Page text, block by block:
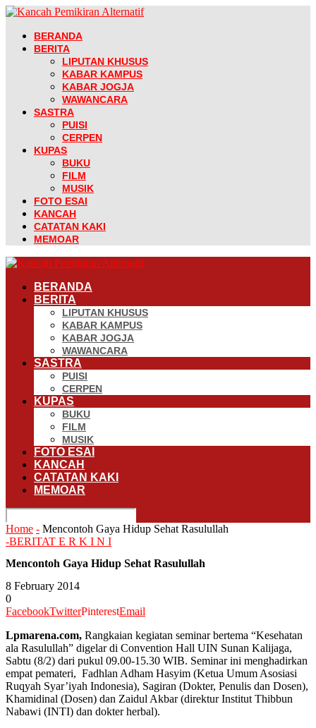
BERANDA
BERITA
LIPUTAN KHUSUS
KABAR KAMPUS
KABAR JOGJA
WAWANCARA
SASTRA
PUISI
CERPEN
KUPAS
BUKU
FILM
MUSIK
FOTO ESAI
KANCAH
CATATAN KAKI
MEMOAR
BERANDA
BERITA
LIPUTAN KHUSUS
KABAR KAMPUS
KABAR JOGJA
WAWANCARA
SASTRA
PUISI
CERPEN
KUPAS
BUKU
FILM
MUSIK
FOTO ESAI
KANCAH
CATATAN KAKI
MEMOAR
Home - Mencontoh Gaya Hidup Sehat Rasulullah
-BERITAT E R K I N I
Mencontoh Gaya Hidup Sehat Rasulullah
8 February 2014
0
FacebookTwitterPinterestEmail
Lpmarena.com, Rangkaian kegiatan seminar bertema “Kesehatan
ala Rasulullah” digelar di Convention Hall UIN Sunan Kalijaga,
Sabtu (8/2) dari pukul 09.00-15.30 WIB. Seminar ini menghadirkan
empat pemateri, Fadhlan Adham Hasyim (Ketua Umum Asosiasi
Ruqyah Syar’iyah Indonesia), Sagiran (Dokter, Penulis dan Dosen),
Khamidinal (Dosen) dan Zaidul Akbar (direktur Institut Thibbun
Nabawi (INTI) dan dokter herbal).